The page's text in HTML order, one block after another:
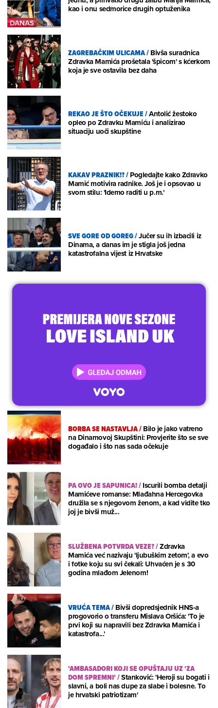
kao i onu sedmorice drugih optuženika
ZAGREBAČKIM ULICAMA/Bivša suradnica
Zdravka Mamića prošetala 'špicom' s kćerkom
koja je sve ostavila bez daha
REKAO JE ŠTO OČEKUJE/Antolić žestoko
opleo po Zdravku Mamiću i analizirao
situaciju uoči skupštine
KAKAV PRAZNIK!?/Pogledajte kako Zdravko
Mamić motivira radnike. Još je i opsovao u
svom stilu: 'Idemo raditi u p.m.'
SVE GORE OD GOREG/Jučer su ih izbacili iz
Dinama, a danas im je stigla još jedna
katastrofalna vijest iz Hrvatske
BORBA SE NASTAVLJA/Bilo je jako vatreno
na Dinamovoj Skupštini: Provjerite što se sve
događalo i što nas sada očekuje
PA OVO JE SAPUNICA!/Iscurili bomba detalji
Mamićeve romanse: Mlađahna Hercegovka
družila se s njegovom ženom, a kad vidite tko
joj je bivši muž...
SLUŽBENA POTVRDA VEZE?/Zdravka
Mamića već nazivaju 'ljubuškim zetom', a evo
i fotke koju su svi čekali: Uhvaćen je s 30
godina mlađom Jelenom!
VRUĆA TEMA/Bivši dopredsjednik HNS-a
progovorio o transferu Mislava Oršića: 'To je
prvi koji su napravili bez Zdravka Mamića i
katastrofa...'
'AMBASADORI KOJI SE OPUŠTAJU UZ 'ZA
DOM SPREMNI'/Stanković: 'Heroji su bogati i
slavni, a boli nas dupe za slabe i bolesne. To
je hrvatski patriotizam'